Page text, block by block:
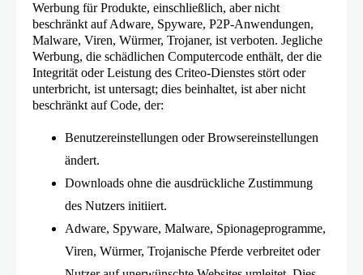
Werbung für Produkte, einschließlich, aber nicht
beschränkt auf Adware, Spyware, P2P-Anwendungen,
Malware, Viren, Würmer, Trojaner, ist verboten. Jegliche
Werbung, die schädlichen Computercode enthält, der die
Integrität oder Leistung des Criteo-Dienstes stört oder
unterbricht, ist untersagt; dies beinhaltet, ist aber nicht
beschränkt auf Code, der:
Benutzereinstellungen oder Browsereinstellungen
ändert.
Downloads ohne die ausdrückliche Zustimmung
des Nutzers initiiert.
Adware, Spyware, Malware, Spionageprogramme,
Viren, Würmer, Trojanische Pferde verbreitet oder